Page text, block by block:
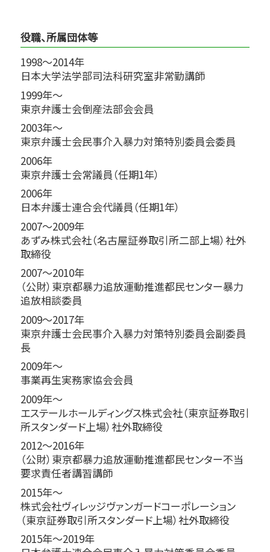
役職、所属団体等
1998～2014年
日本大学法学部司法科研究室非常勤講師
1999年～
東京弁護士会倒産法部会会員
2003年～
東京弁護士会民事介入暴力対策特別委員会委員
2006年
東京弁護士会常議員（任期1年）
2006年
日本弁護士連合会代議員（任期1年）
2007～2009年
あずみ株式会社（名古屋証券取引所二部上場）社外
取締役
2007～2010年
（公財）東京都暴力追放運動推進都民センター暴力
追放相談委員
2009～2017年
東京弁護士会民事介入暴力対策特別委員会副委員
長
2009年～
事業再生実務家協会会員
2009年～
エステールホールディングス株式会社（東京証券取引
所スタンダード上場）社外取締役
2012～2016年
（公財）東京都暴力追放運動推進都民センター不当
要求責任者講習講師
2015年～
株式会社ヴィレッジヴァンガードコーポレーション
（東京証券取引所スタンダード上場）社外取締役
2015年～2019年